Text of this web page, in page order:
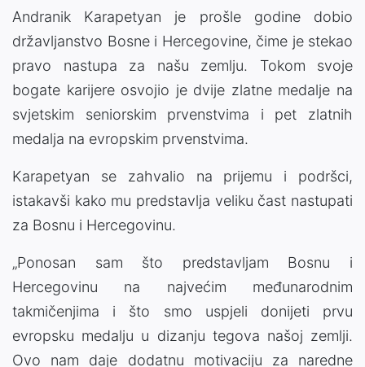
Andranik Karapetyan je prošle godine dobio
državljanstvo Bosne i Hercegovine, čime je stekao
pravo nastupa za našu zemlju. Tokom svoje
bogate karijere osvojio je dvije zlatne medalje na
svjetskim seniorskim prvenstvima i pet zlatnih
medalja na evropskim prvenstvima.
Karapetyan se zahvalio na prijemu i podršci,
istakavši kako mu predstavlja veliku čast nastupati
za Bosnu i Hercegovinu.
„Ponosan sam što predstavljam Bosnu i
Hercegovinu na najvećim međunarodnim
takmičenjima i što smo uspjeli donijeti prvu
evropsku medalju u dizanju tegova našoj zemlji.
Ovo nam daje dodatnu motivaciju za naredne